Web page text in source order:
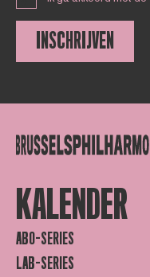
INSCHRIJVEN
KALENDER
ABO-SERIES
LAB-SERIES